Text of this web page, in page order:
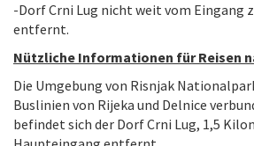
-Dorf Crni Lug nicht weit vom Eingang
entfernt.
Nützliche Informationen für Reisen
Die Umgebung von Risnjak
Buslinien von Rijeka und Delnice
befindet sich der Dorf Crni Lug, 1,5